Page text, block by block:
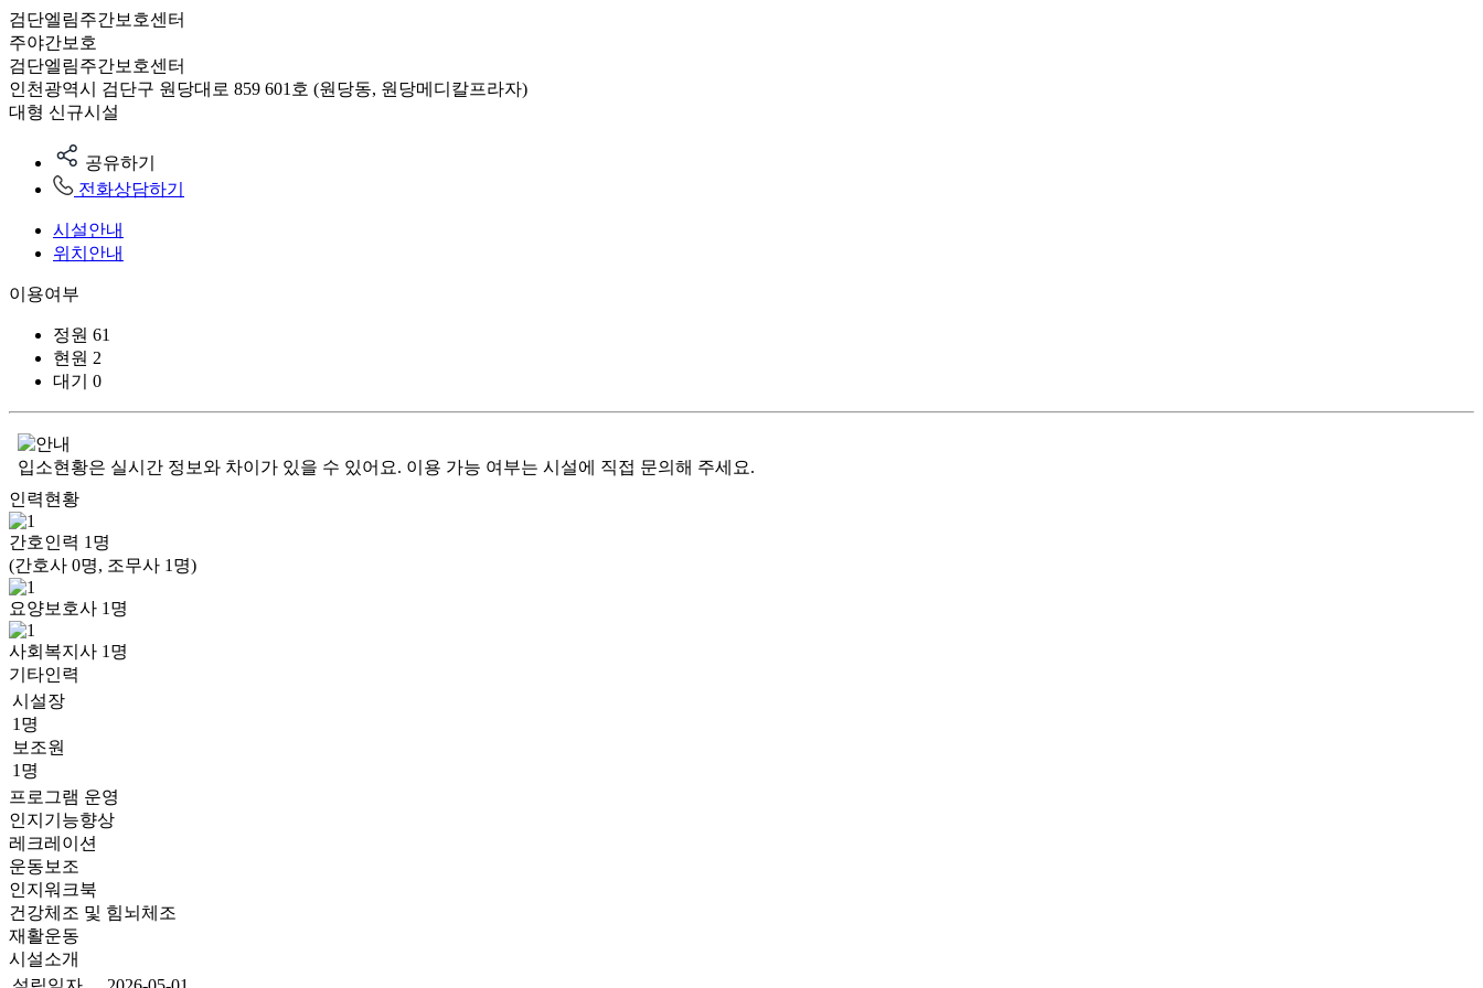
검단엘림주간보호센터
주야간보호
검단엘림주간보호센터
인천광역시 검단구 원당대로 859 601호 (원당동, 원당메디칼프라자)
대형 신규시설
공유하기
전화상담하기
시설안내
위치안내
이용여부
정원 61
현원 2
대기
0
입소현황은 실시간 정보와 차이가 있을 수 있어요. 이용 가능 여부는 시설에 직접 문의해 주세요.
인력현황
간호인력 1 명
(간호사 0명, 조무사 1명)
요양보호사 1 명
사회복지사 1 명
기타인력
시설장
1명
보조원
1명
프로그램 운영
인지기능향상
레크레이션
운동보조
인지워크북
건강체조 및 힘뇌체조
재활운동
시설소개